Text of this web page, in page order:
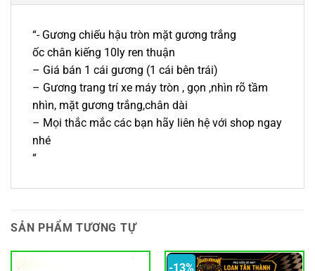
“- Gương chiếu hậu tròn mặt gương trắng
ốc chân kiếng 10ly ren thuận
– Giá bán 1 cái gương (1 cái bên trái)
– Gương trang trí xe máy tròn , gọn ,nhìn rõ tầm
nhìn, mặt gương trắng,chân dài
– Mọi thắc mắc các bạn hãy liên hệ với shop ngay
nhé
“
SẢN PHẨM TƯƠNG TỰ
-13%